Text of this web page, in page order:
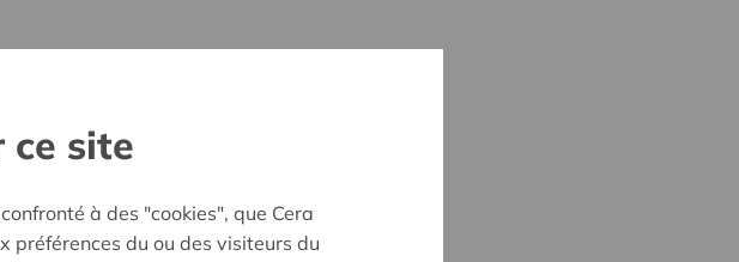
ce site
à des "cookies", que Cera
préférences du ou des visiteurs du